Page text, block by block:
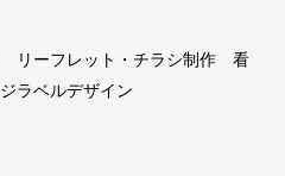
リーフレット・チラシ制作 看
ラベルデザイン